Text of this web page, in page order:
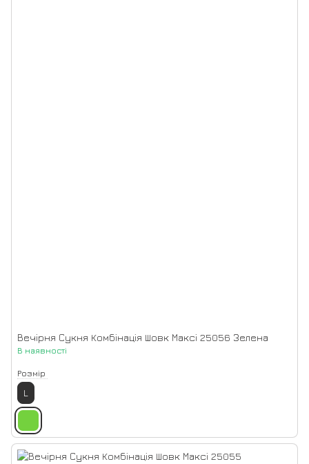
Вечірня Сукня Комбінація Шовк Максі 25056 Зелена
В наявності
Розмір
L